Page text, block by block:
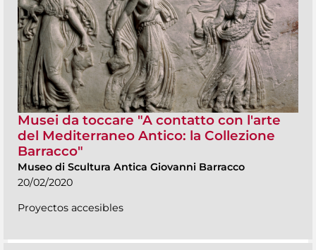
Musei da toccare "A contatto con l'arte
del Mediterraneo Antico: la Collezione
Barracco"
Museo di Scultura Antica Giovanni Barracco
20/02/2020
Proyectos accesibles